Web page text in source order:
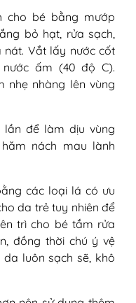
cho bé bằng mướp
bỏ hạt, rửa sạch,
nát. Vắt lấy nước cốt
ấm (40 độ C).
nhẹ nhàng lên vùng
để làm dịu vùng
nách mau lành
các loại lá có ưu
da trẻ tuy nhiên để
trì cho bé tắm rửa
đồng thời chú ý vệ
luôn sạch sẽ, khô